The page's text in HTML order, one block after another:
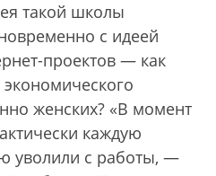
такой школы
с идеей
проектов — как
экономического
женских? «В момент
каждую
уволили с работы, —